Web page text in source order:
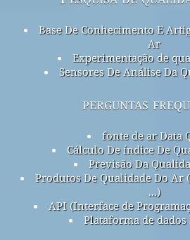
Base De Conhecimento E
Ar
Experimentação de
Sensores De Análise Da
perguntas
fonte de ar Data
Cálculo De índice De
Previsão Da
Produtos De Qualidade Do Ar
...)
API (Interface de
Plataforma de